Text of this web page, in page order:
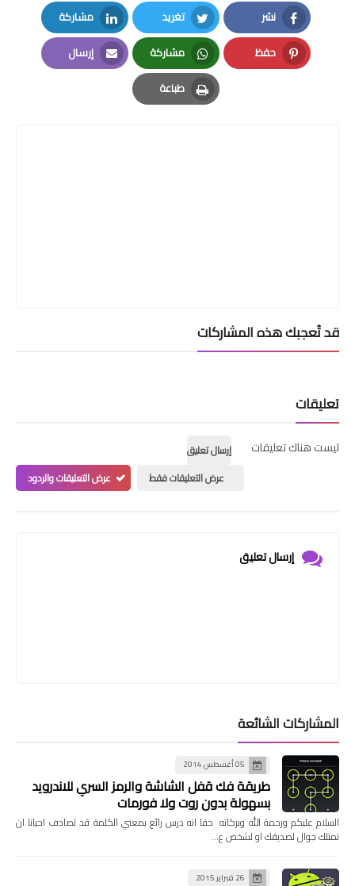
نشر
Facebook
تغريد
Twitter
مشاركة
LinkedIn
حفظ
Pinterest
مشاركة
Whatsapp
إرسال
Email
طباعة
Print
قد تُعجبك هذه المشاركات
تعليقات
ليست هناك تعليقات
إرسال تعليق
عرض التعليقات فقط
عرض التعليقات والردود
إرسال تعليق
المشاركات الشائعة
05 أغسطس 2014
طريقة فك قفل الشاشة والرمز السري للاندرويد
بسهولة بدون روت ولا فورمات
السلام عليكم ورحمة الله وبركاته حقا انه درس رائع بمعني الكلمة قد تصادف احيانا ان
تمتلك جوال لصديقك او لشخص ع…
26 فبراير 2015